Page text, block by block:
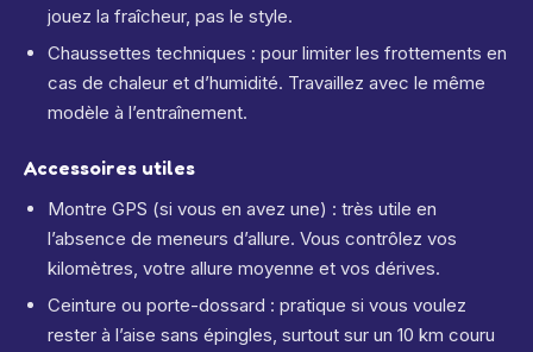
jouez la fraîcheur, pas le style.
Chaussettes techniques : pour limiter les frottements en
cas de chaleur et d’humidité. Travaillez avec le même
modèle à l’entraînement.
Accessoires utiles
Montre GPS (si vous en avez une) : très utile en
l’absence de meneurs d’allure. Vous contrôlez vos
kilomètres, votre allure moyenne et vos dérives.
Ceinture ou porte-dossard : pratique si vous voulez
rester à l’aise sans épingles, surtout sur un 10 km couru